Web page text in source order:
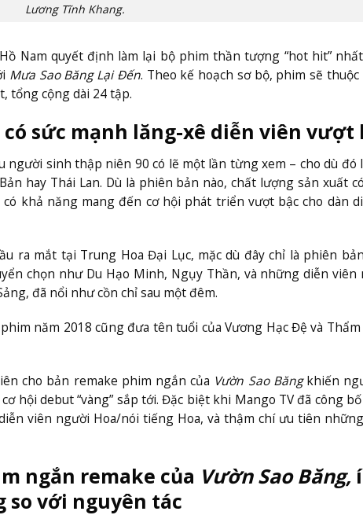
Lương Tĩnh Khang.
Nam quyết định làm lại bộ phim thần tượng “hot hit”
Mưa Sao Băng Lại Đến. Theo kế hoạch sơ bộ, phim sẽ
tổng cộng dài 24 tập.
sức mạnh lăng-xê diễn viên vượt
người sinh thập niên 90 có lẽ một lần từng xem – cho dù đó
hay Thái Lan. Dù là phiên bản nào, chất lượng sản xuất
khả năng mang đến cơ hội phát triển vượt bậc cho dàn
ra mắt tại Trung Hoa Đại Lục, mặc dù đây chỉ là phiên
chọn như Du Hạo Minh, Ngụy Thần, và những diễn viên
đã nổi như cồn chỉ sau một đêm.
năm 2018 cũng đưa tên tuổi của Vương Hạc Đệ và
cho bản remake phim ngắn của Vườn Sao Băngkhiến
hội debut “vàng” sắp tới. Đặc biệt khi Mango TV đã công
viên người Hoa/nói tiếng Hoa, và thậm chí ưu tiên
ngắn remake của Vườn Sao Băng,
so với nguyên tác